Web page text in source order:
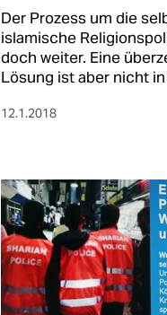
Der Prozess um die
islamische
doch weiter. Eine
Lösung ist aber nicht
12.1.2018